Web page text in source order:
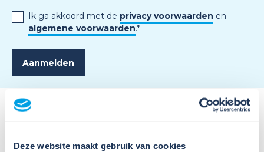
Deze website maakt gebruik van cookies
Ik ga akkoord met de privacy voorwaarden en
algemene voorwaarden.*